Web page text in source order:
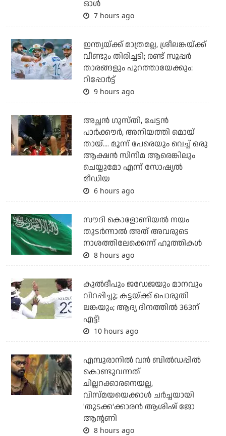
ഓള്‍
7 hours ago
ഇന്ത്യയ്ക്ക് മാത്രമല്ല, ശ്രീലങ്കയ്ക്ക്
വീണ്ടും തിരിച്ചടി; രണ്ട് സൂപ്പര്‍
താരങ്ങളും പുറത്തായേക്കും:
റിപ്പോര്‍ട്ട്
9 hours ago
അച്ഛന്‍ ഗുസ്തി, ചേട്ടന്‍
പാര്‍ക്കൗര്‍, അനിയത്തി മൊയ്
തായ്.... മൂന്ന് പേരെയും വെച്ച് ഒരു
ആക്ഷന്‍ സിനിമ ആരെങ്കിലും
ചെയ്യുമോ എന്ന് സോഷ്യല്‍
മീഡിയ
6 hours ago
സൗദി കൊളോണിയല്‍ നയം
തുടര്‍ന്നാല്‍ അത് അവരുടെ
നാശത്തിലേക്കെന്ന് ഹൂത്തികള്‍
8 hours ago
കുല്‍ദീപും ജഡേജയും മാനവും
വിറപ്പിച്ചു; കട്ടയ്ക്ക് പൊരുതി
ലങ്കയും; ആദ്യ ദിനത്തില്‍ 363ന്
എട്ട്!
10 hours ago
എമ്പുരാനില്‍ വന്‍ ബില്‍ഡപ്പില്‍
കൊണ്ടുവന്നത്
ചില്ലറക്കാരനെയല്ല,
വിസ്മയയെക്കാള്‍ ചര്‍ച്ചയായി
'തുടക്ക'ക്കാരന്‍ ആശിഷ് ജോ
ആന്റണി
8 hours ago